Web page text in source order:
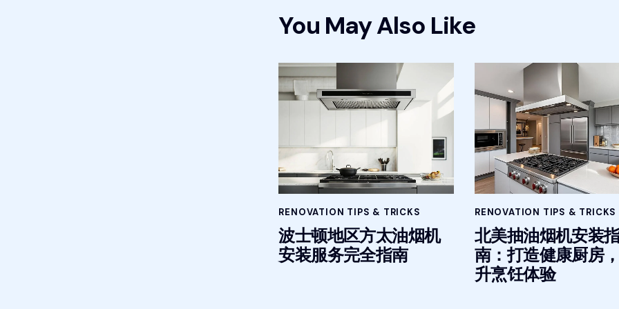
You May Also Like
RENOVATION TIPS & TRICKS
波士顿地区方太油烟机
安装服务完全指南
RENOVATION TIPS & TRICKS
北美抽油烟机安装
南：打造健康厨房
升烹饪体验